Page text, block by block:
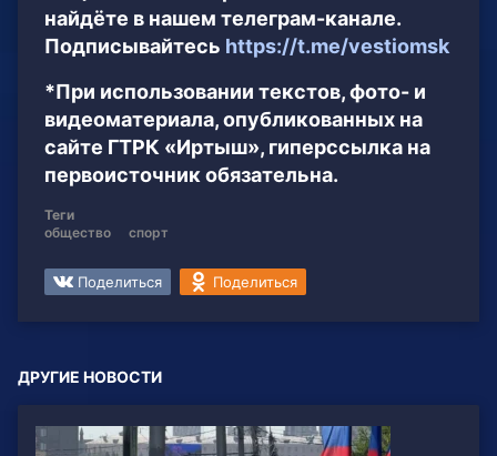
найдёте в нашем телеграм-канале.
Подписывайтесь https://t.me/vestiomsk
*При использовании текстов, фото- и
видеоматериала, опубликованных на
сайте ГТРК «Иртыш», гиперссылка на
первоисточник обязательна.
Теги
общество
спорт
Поделиться Поделиться
ДРУГИЕ НОВОСТИ